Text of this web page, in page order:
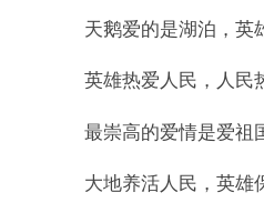
天鹅爱的是湖泊，英雄
英雄热爱人民，人民
最崇高的爱情是爱祖
大地养活人民，英雄